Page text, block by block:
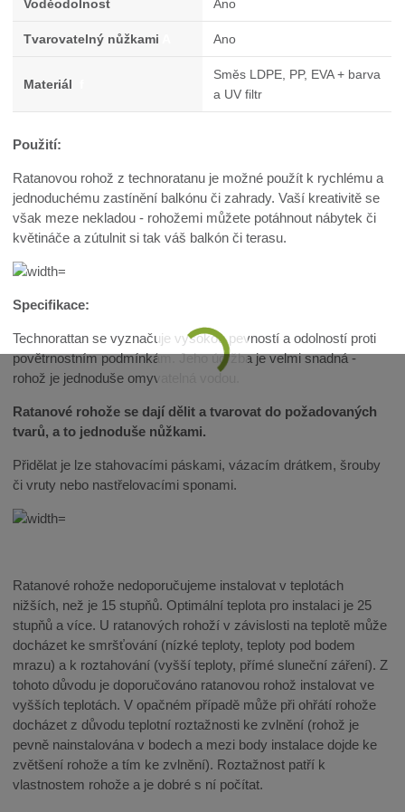
Voděodolnost Ano
Tvarovatelný nůžkami Ano
Materiál
Směs LDPE, PP, EVA + barva
a UV filtr
Použití:
Ratanovou rohož z technoratanu je možné použít k rychlému a
jednoduchému zastínění balkónu či zahrady. Vaší kreativitě se
však meze nekladou - rohožemi můžete potáhnout nábytek či
květináče a zútulnit si tak váš balkón či terasu.
Specifikace:
Technorattan se vyznačuje vysokou pevností a odolností proti
povětrnostním podmínkám. Jeho údržba je velmi snadná -
rohož je jednoduše omyvatelná vodou.
Ratanové rohože se dají dělit a tvarovat do požadovaných
tvarů, a to jednoduše nůžkami.
Přidělat je lze stahovacími páskami, vázacím drátkem, šrouby
či vruty nebo nastřelovacími sponami.
Ratanové rohože nedoporučujeme instalovat v teplotách
nižších, než je 15 stupňů. Optimální teplota pro instalaci je 25
stupňů a více. U ratanových rohoží v závislosti na teplotě může
docházet ke smršťování (nízké teploty, teploty pod bodem
mrazu) a k roztahování (vyšší teploty, přímé sluneční záření). Z
tohoto důvodu je doporučováno ratanovou rohož instalovat ve
vyšších teplotách. V opačném případě může při ohřátí rohože
docházet z důvodu teplotní roztažnosti ke zvlnění (rohož je
pevně nainstalována v bodech a mezi body instalace dojde ke
zvětšení rohože a tím ke zvlnění). Roztažnost patří k
vlastnostem rohože a je dobré s ní počítat.